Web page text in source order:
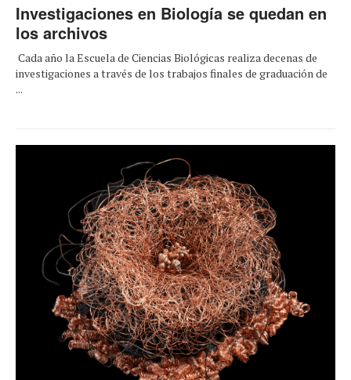
Investigaciones en Biología se quedan en
los archivos
Cada año la Escuela de Ciencias Biológicas realiza decenas de
investigaciones a través de los trabajos finales de graduación de
...